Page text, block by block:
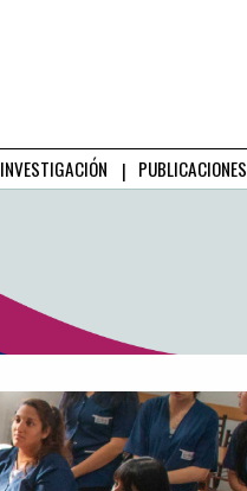
INVESTIGACIÓN PUBLICACIONES